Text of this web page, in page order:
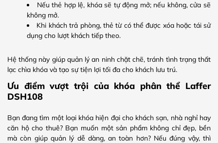
Nếu thẻ hợp lệ, khóa sẽ tự động mở; nếu không, cửa sẽ
không mở.
Khi khách trả phòng, thẻ từ có thể được xóa hoặc tái sử
dụng cho lượt khách tiếp theo.
Hệ thống này giúp quản lý an ninh chặt chẽ, tránh tình trạng thất
lạc chìa khóa và tạo sự tiện lợi tối đa cho khách lưu trú.
Ưu điểm vượt trội của khóa phân thể Laffer
DSH108
Bạn đang tìm một loại khóa hiện đại cho khách sạn, nhà nghỉ hay
căn hộ cho thuê? Bạn muốn một sản phẩm không chỉ đẹp, bền
mà còn giúp quản lý dễ dàng, an toàn hơn? Nếu đúng vậy, thì